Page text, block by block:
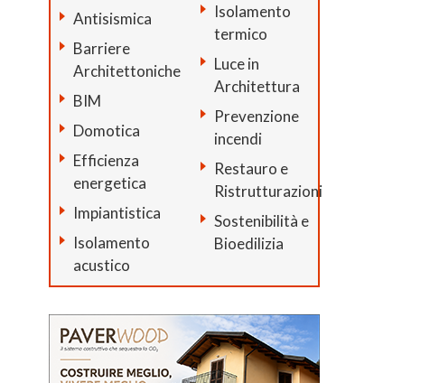
Antisismica
Barriere
Architettoniche
BIM
Domotica
Efficienza
energetica
Impiantistica
Isolamento
acustico
Isolamento
termico
Luce in
Architettura
Prevenzione
incendi
Restauro e
Ristrutturazioni
Sostenibilità e
Bioedilizia